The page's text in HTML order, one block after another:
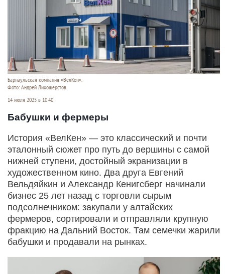
Барнаульская компания «ВелКен».
Фото: Андрей Лихошерстов.
14 июля 2025 в 10:40
Бабушки и фермеры
История «ВелКен» — это классический и почти
эталонный сюжет про путь до вершины с самой
нижней ступени, достойный экранизации в
художественном кино. Два друга Евгений
Вельдяйкин и Александр Кенигсберг начинали
бизнес 25 лет назад с торговли сырым
подсолнечником: закупали у алтайских
фермеров, сортировали и отправляли крупную
фракцию на Дальний Восток. Там семечки жарили
бабушки и продавали на рынках.